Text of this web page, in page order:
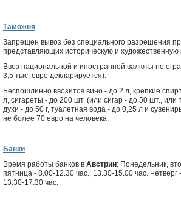
Таможня
Запрещен вывоз без специального разрешения
представляющих историческую и художественную
Ввоз национальной и иностранной валюты не
3,5 тыс. евро декларируется).
Беспошлинно ввозится вино - до 2 л, крепкие
л, сигареты - до 200 шт. (или сигар - до 50 шт., или
духи - до 50 г, туалетная вода - до 0,25 л и
не более 70 евро на человека.
Банки
Время работы банков в Австрии: Понедельник,
пятница - 8.00-12.30 час., 13.30-15.00 час. Четверг
13.30-17.30 час.